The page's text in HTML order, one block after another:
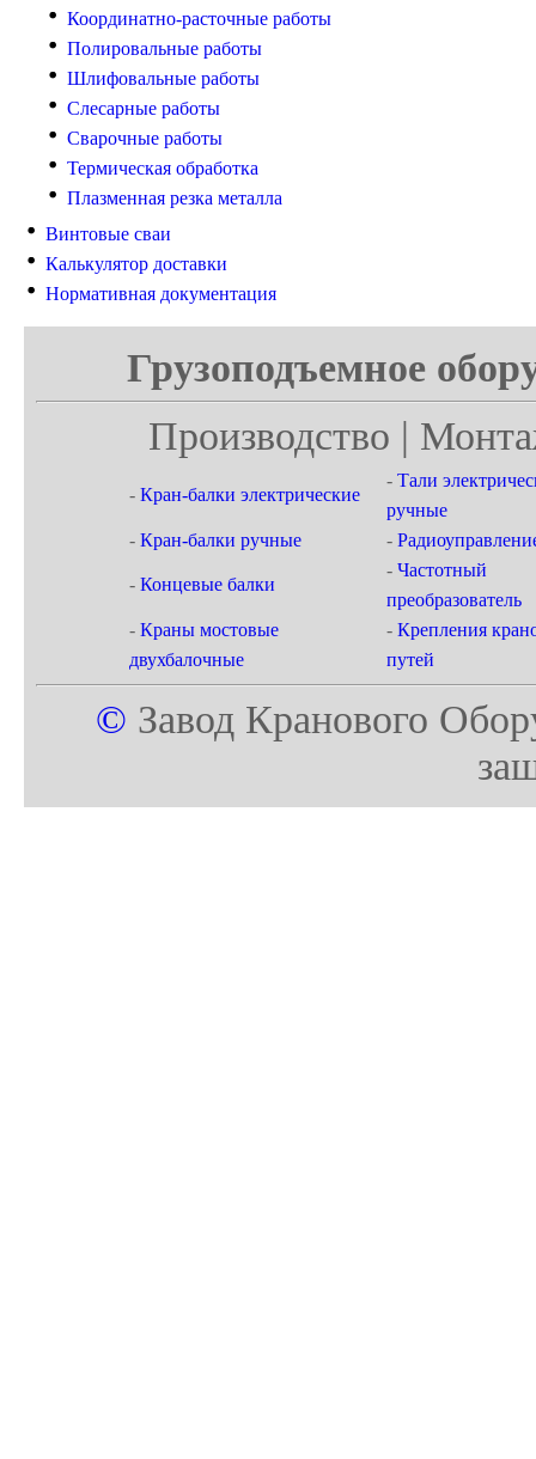
Координатно-расточные работы
Полировальные работы
Шлифовальные работы
Слесарные работы
Сварочные работы
Термическая обработка
Плазменная резка металла
Винтовые сваи
Калькулятор доставки
Нормативная документация
Грузоподъемное
Производство |
- Кран-балки электрические
- Тали
ручные
- Кран-балки ручные -
- Концевые балки
- Частотный
преобразователь
- Краны мостовые
двухбалочные
- Крепления
путей
© Завод Кранового